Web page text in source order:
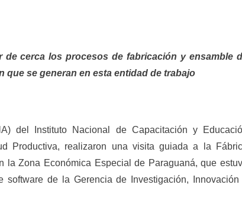
cerca los procesos de fabricación y ensamble
se generan en esta entidad de trabajo
del Instituto Nacional de Capacitación y
Productiva, realizaron una visita guiada a la
la Zona Económica Especial de Paraguaná, que
de la Gerencia de Investigación, Innovación